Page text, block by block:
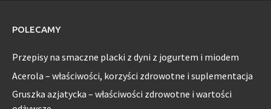
POLECAMY
Przepisy na smaczne placki z dyni z jogurtem i miodem
Acerola – właściwości, korzyści zdrowotne i suplementacja
Gruszka azjatycka – właściwości zdrowotne i wartości